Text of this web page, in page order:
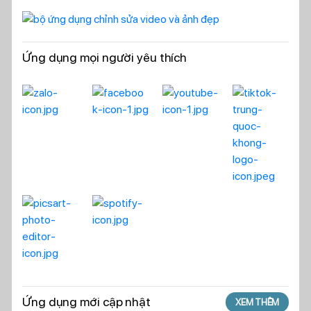
Ứng dụng mọi người yêu thích
Ứng dụng mới cập nhật XEM THÊM